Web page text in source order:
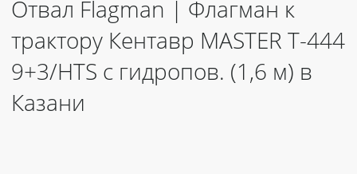
Отвал Flagman | Флагман к
трактору Кентавр MASTER Т-444
9+3/HTS с гидропов. (1,6 м) в
Казани